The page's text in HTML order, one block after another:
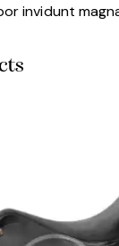
invidunt